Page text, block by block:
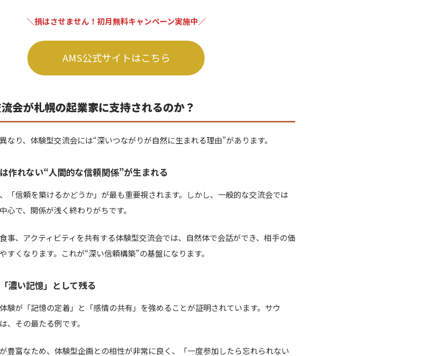
＼損はさせません！初月無料キャンペーン実施中／
AMS公式サイトはこちら
会が札幌の起業家に支持されるのか？
なり、体験型交流会には“深いつながりが自然に生まれる理由”があります。
作れない“人間的な信頼関係”が生まれる
「信頼を築けるかどうか」が最も重要視されます。しかし、一般的な交流会では
心で、関係が浅く終わりがちです。
事、アクティビティを共有する体験型交流会では、自然体で会話ができ、相手の価
すくなります。これが“深い信頼構築”の基盤になります。
濃い記憶」として残る
験が「記憶の定着」と「感情の共有」を強めることが証明されています。サウ
、その最たる例です。
豊富なため、体験型企画との相性が非常に良く、「一度参加したら忘れられない